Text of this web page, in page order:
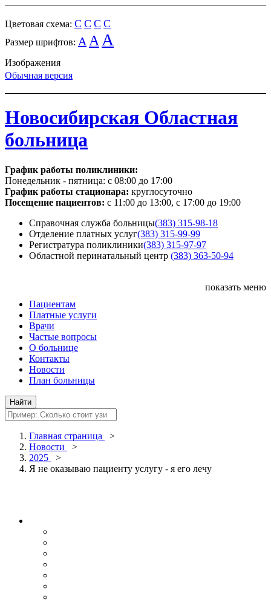
Цветовая схема: C C C C
Размер шрифтов: A A A
Изображения
Обычная версия
Новосибирская Областная
больница
График работы поликлиники:
Понедельник - пятница: с 08:00 до 17:00
График работы стационара: круглосуточно
Посещение пациентов: с 11:00 до 13:00, с 17:00 до 19:00
Справочная служба больницы(383) 315-98-18
Отделение платных услуг(383) 315-99-99
Регистратура поликлиники(383) 315-97-97
Областной перинатальный центр (383) 363-50-94
показать меню
Пациентам
Платные услуги
Врачи
Частые вопросы
О больнице
Контакты
Новости
План больницы
Главная страница
>
Новости
>
2025
>
Я не оказываю пациенту услугу - я его лечу